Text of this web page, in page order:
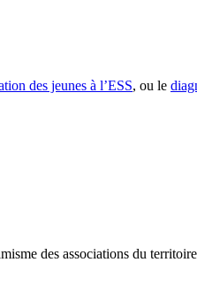
des jeunes à l’ESS, ou le
des associations du